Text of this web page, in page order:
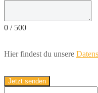
0 / 500
Hier findest du unsere
Jetzt senden